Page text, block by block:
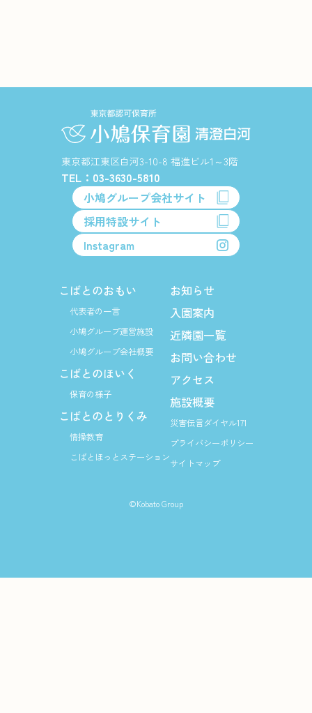
東京都江東区白河3-10-8 福進ビル1～3階
TEL：03-3630-5810
小鳩グループ会社サイト
採用特設サイト
Instagram
こばとのおもい
代表者の一言
小鳩グループ運営施設
小鳩グループ会社概要
こばとのほいく
保育の様子
こばとのとりくみ
情操教育
こばとほっとステーション
お知らせ
入園案内
近隣園一覧
お問い合わせ
アクセス
施設概要
災害伝言ダイヤル171
プライバシーポリシー
サイトマップ
©Kobato Group